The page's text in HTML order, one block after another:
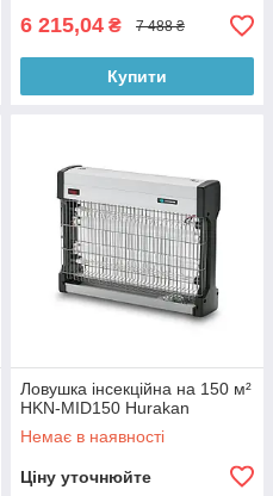
6 215,04 ₴ 7 488 ₴
Купити
Ловушка інсекційна на 150 м²
HKN-MID150 Hurakan
Немає в наявності
Ціну уточнюйте